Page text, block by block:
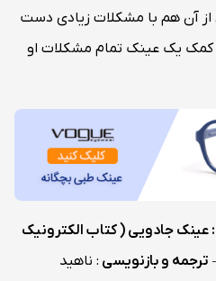
آن هم با مشکلات زیادی دست
کمک یک عینک تمام مشکلات او
جادویی ( کتاب الکترونیک
ترجمه و بازنویسی : ناهید